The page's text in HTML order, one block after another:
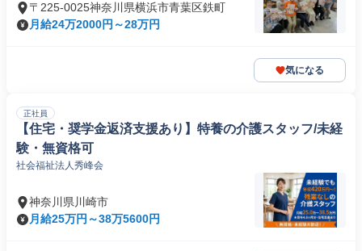
〒225-0025神奈川県横浜市青葉区鉄町
月給24万2000円～28万円
気になる
正社員
【住宅・奨学金返済支援あり】特養の介護スタッフ/未経
験・無資格可
社会福祉法人秀峰会
神奈川県川崎市
月給25万円～38万5600円